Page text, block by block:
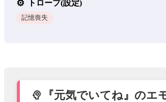
トロープ(設定)
記憶喪失
psychology 『元気でいてね』のエ